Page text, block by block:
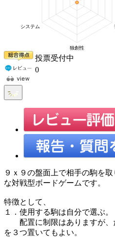
投票受付中
0
９ｘ９の盤面上で相手の駒を
な対戦型ボードゲームです。
特徴として、
１．使用する駒は自分で選ぶ。
配置に制限はありますが、
を３つ置いてもよい。